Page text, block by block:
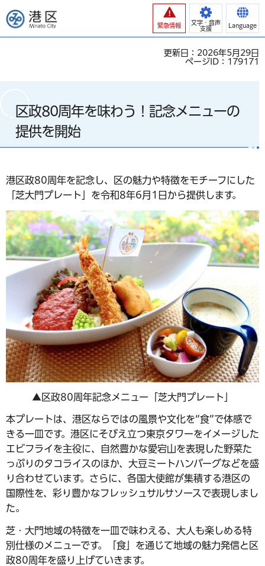
港区
緊急情報
文字・音声
支援
Language
更新日：2026年5月29日
ページID：179171
区政80周年を味わう！記念メニューの
提供を開始
港区政80周年を記念し、区の魅力や特徴をモチーフにした
「芝大門プレート」を令和8年6月1日から提供します。
▲区政80周年記念メニュー「芝大門プレート」
本プレートは、港区ならではの風景や文化を“食”で体感で
きる一皿です。港区にそびえ立つ東京タワーをイメージした
エビフライを主役に、自然豊かな愛宕山を表現した野菜た
っぷりのタコライスのほか、大豆ミートハンバーグなどを盛
り合わせています。さらに、各国大使館が集積する港区の
国際性を、彩り豊かなフレッシュサルサソースで表現しまし
た。
芝・大門地域の特徴を一皿で味わえる、大人も楽しめる特
別仕様のメニューです。「食」を通じて地域の魅力発信と区
政80周年を盛り上げていきます。